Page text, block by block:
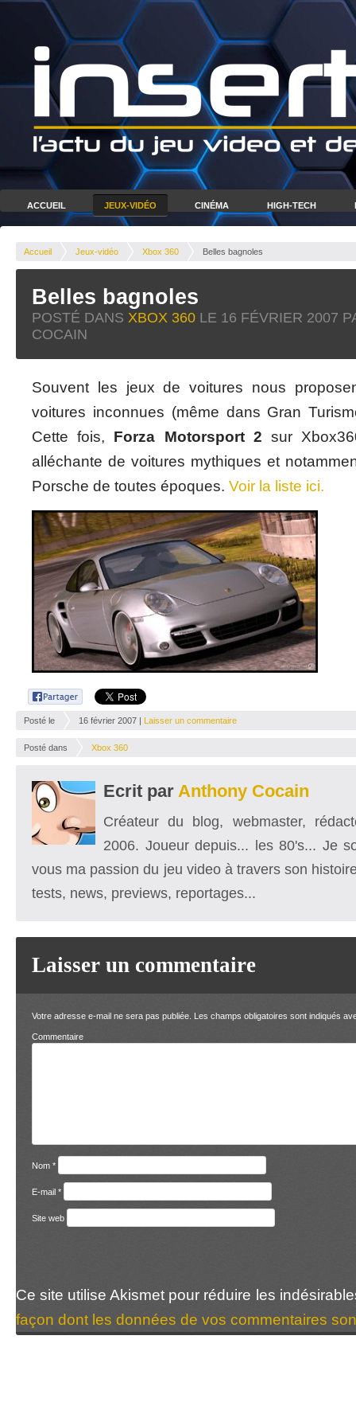
ACCUEIL JEUX-VIDÉO CINÉMA HIGH-TECH
Accueil Jeux-vidéo Xbox 360 Belles bagnoles
Belles bagnoles
POSTÉ DANS XBOX 360 LE 16 FÉVRIER 2007
COCAIN
Souvent les jeux de voitures nous
voitures inconnues (même dans Gran
Cette fois, Forza Motorsport 2 sur
alléchante de voitures mythiques et
Porsche de toutes époques. Voir la liste ici.
Posté le 16 février 2007 | Laisser un commentaire
Posté dans Xbox 360
Ecrit par Anthony Cocain
Créateur du blog, webmaster,
2006. Joueur depuis... les 80's... Je
vous ma passion du jeu video à travers son
tests, news, previews, reportages...
Laisser un commentaire
Votre adresse e-mail ne sera pas publiée. Les champs obligatoires sont indiqués
Nom *
E-mail *
Site web
Ce site utilise Akismet pour réduire les
façon dont les données de vos commentaires